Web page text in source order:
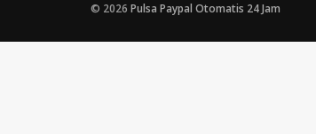
© 2026 Pulsa Paypal Otomatis 24 Jam